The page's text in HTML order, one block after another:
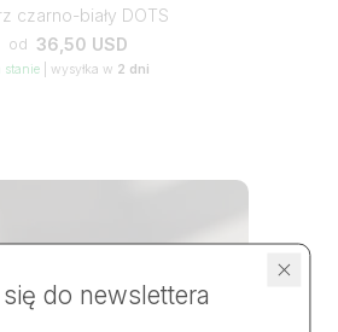
czarno-biały DOTS
od 36,50 USD
stanie wysyłka w 2 dni
do newslettera